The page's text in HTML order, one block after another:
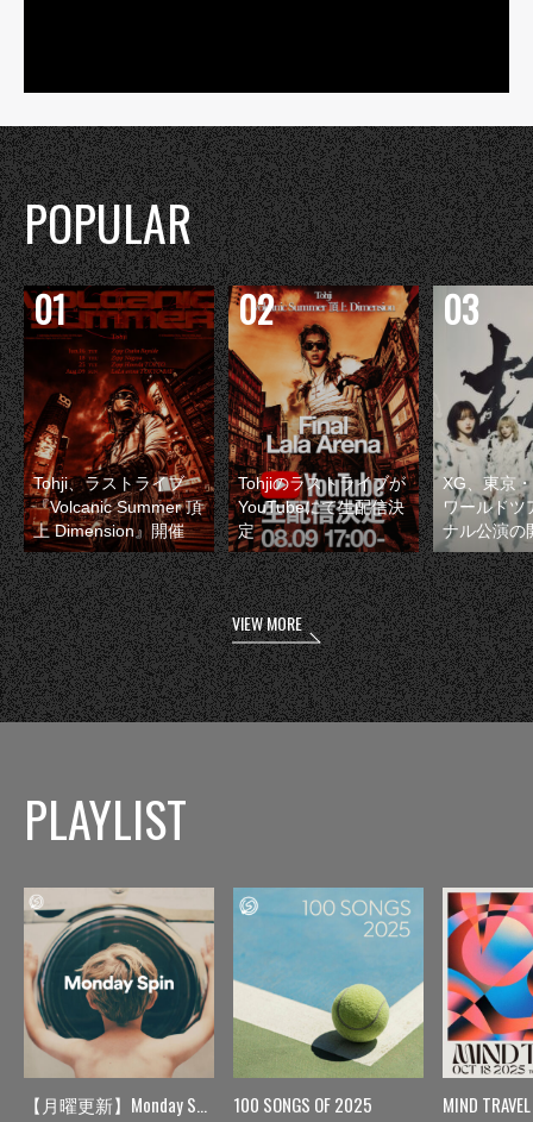
POPULAR
Tohji、ラストライブ
『Volcanic Summer 頂
上 Dimension』開催
Tohjiのラストライブが
YouTubeにて生配信決
定
XG、東京
ワールドツ
ナル公演の
VIEW MORE
PLAYLIST
【月曜更新】Monday Spin 100 SONGS OF 2025 MIND TRAVEL